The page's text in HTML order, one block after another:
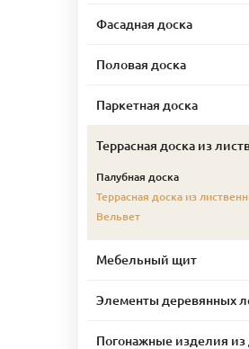
Фасадная доска
Половая доска
Паркетная доска
Террасная доска из
Палубная доска
Террасная доска из
Вельвет
Мебельный щит
Элементы деревянных
Погонажные изделия из